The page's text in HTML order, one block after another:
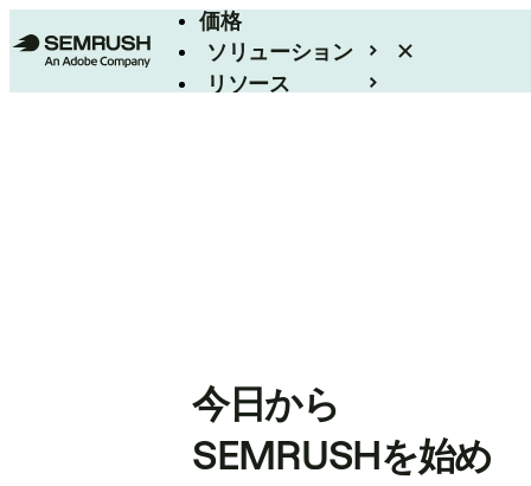
価格
ソリューション
リソース
今日から
SEMRUSHを始め